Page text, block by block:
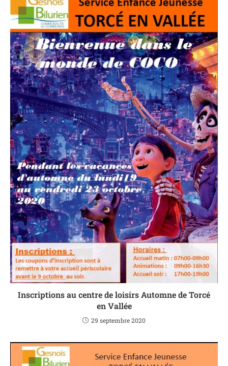
Inscriptions au centre de loisirs Automne de Torcé
en Vallée
29 septembre 2020